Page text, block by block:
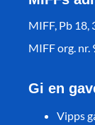
MIFF, Pb
MIFF org. nr.
Gi en
Vipps